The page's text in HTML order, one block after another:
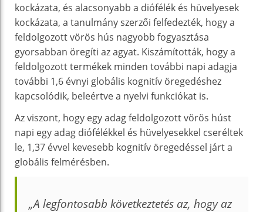
kockázata, és alacsonyabb a diófélék és hüvelyesek
kockázata, a tanulmány szerzői felfedezték, hogy a
feldolgozott vörös hús nagyobb fogyasztása
gyorsabban öregíti az agyat. Kiszámították, hogy a
feldolgozott termékek minden további napi adagja
további 1,6 évnyi globális kognitív öregedéshez
kapcsolódik, beleértve a nyelvi funkciókat is.
Az viszont, hogy egy adag feldolgozott vörös húst
napi egy adag diófélékkel és hüvelyesekkel cseréltek
le, 1,37 évvel kevesebb kognitív öregedéssel járt a
globális felmérésben.
„A legfontosabb következtetés az, hogy az